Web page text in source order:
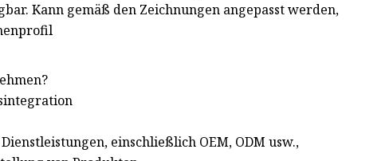
Kann gemäß den Zeichnungen angepasst werden,
einschließlich OEM, ODM usw.,